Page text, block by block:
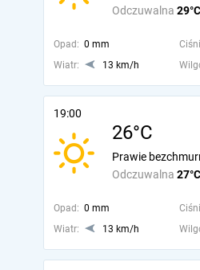
Odczuwalna 29°C
Opad: 0 mm
Wiatr:
13 km/h
19:00
26°C
Odczuwalna 27°C
Prawie
Opad: 0 mm
Wiatr:
13 km/h